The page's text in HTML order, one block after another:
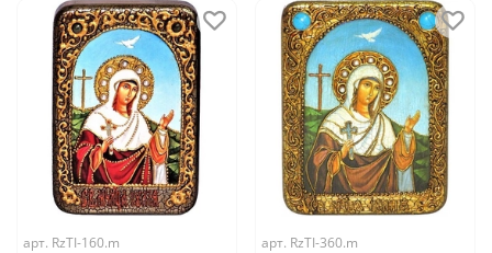
арт. RzTI-160.m арт. RzTI-360.m